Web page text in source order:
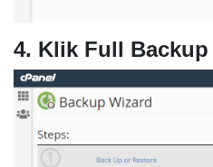
4. Klik Full Backup